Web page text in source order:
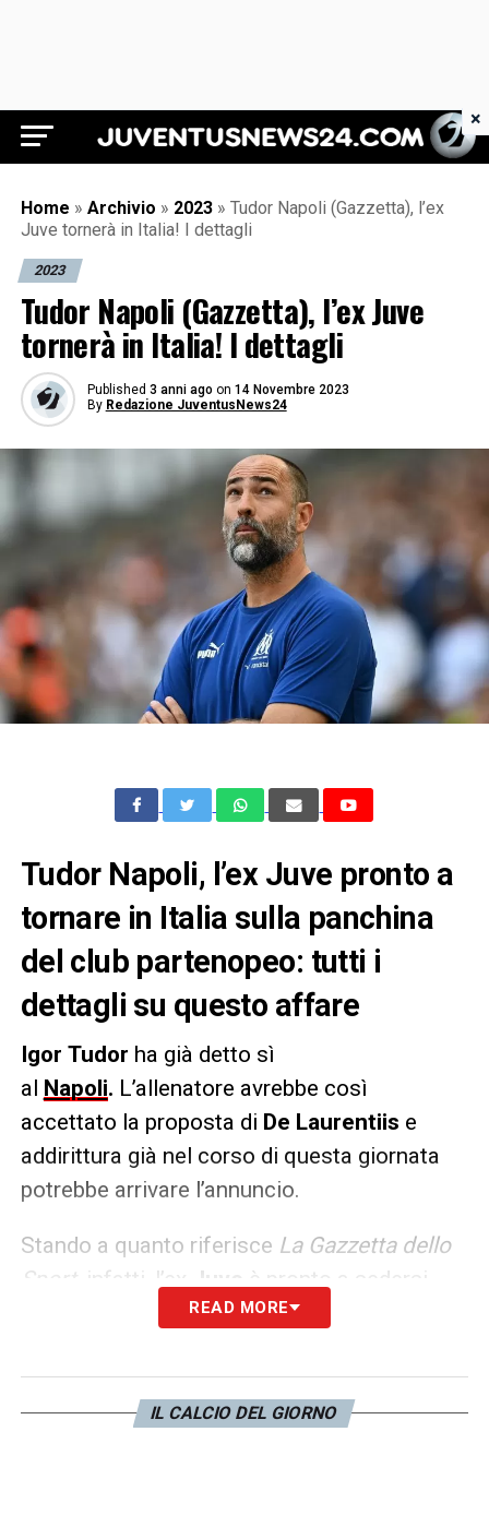
Juventus News 24
Home » Archivio » 2023 » Tudor Napoli (Gazzetta), l’ex
Juve tornerà in Italia! I dettagli
2023
Tudor Napoli (Gazzetta), l’ex Juve
tornerà in Italia! I dettagli
Published 3 anni ago on 14 Novembre 2023
By Redazione JuventusNews24
Tudor Napoli, l’ex Juve pronto a
tornare in Italia sulla panchina
del club partenopeo: tutti i
dettagli su questo affare
Igor Tudor ha già detto sì
al Napoli. L’allenatore avrebbe così
accettato la proposta di De Laurentiis e
addirittura già nel corso di questa giornata
potrebbe arrivare l’annuncio.
Stando a quanto riferisce La Gazzetta dello
Sport, infatti, l’ex Juve
è pronto a sedersi
sulla panchina azzurra per i prossimi 7 mesi
annuale.
READ MORE
IL CALCIO DEL GIORNO
×